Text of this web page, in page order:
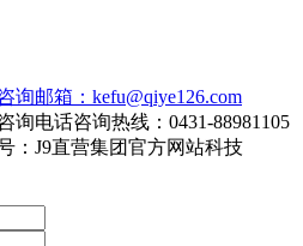
询邮箱：kefu@qiye126.com
咨询热线：0431-88981105
：J9直营集团官方网站科技